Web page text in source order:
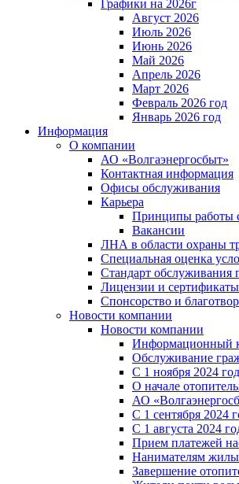
Графики на 2026г
Август 2026
Июль 2026
Июнь 2026
Май 2026
Апрель 2026
Март 2026
Февраль 2026 год
Январь 2026 год
Информация
О компании
АО «Волгаэнергосбыт»
Контактная информация
Офисы обслуживания
Карьера
Принципы работы
Вакансии
ЛНА в области охраны
Специальная оценка
Стандарт обслуживания
Лицензии и сертификаты
Спонсорство и
Новости компании
Новости компании
Информационный
Обслуживание
С 1 ноября 2024
О начале
АО
С 1 сентября 2024
С 1 августа 2024
Прием платежей
Нанимателям
Завершение